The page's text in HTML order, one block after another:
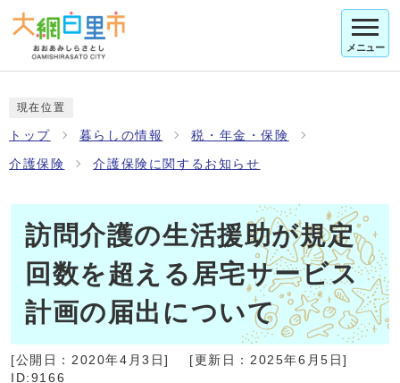
メニュー
現在位置
トップ 暮らしの情報 税・年金・保険
介護保険 介護保険に関するお知らせ
訪問介護の生活援助が規定
回数を超える居宅サービス
計画の届出について
[公開日： 2020年4月3日] [更新日： 2025年6月5日]
ID:9166